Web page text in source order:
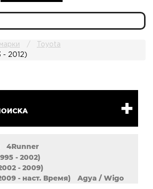
Toyota
- 2012)
4Runner
- 2002)
- 2009)
- наст. Время)
Agya / Wigo